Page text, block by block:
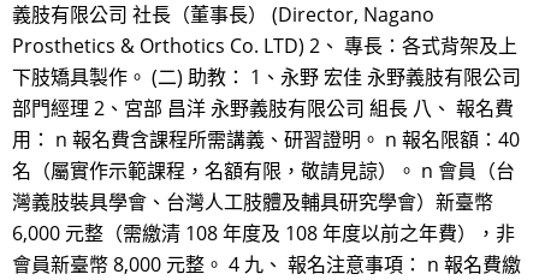
義肢有限公司 社長（董事長） (Director, Nagano
Prosthetics & Orthotics Co. LTD) 2、 專長：各式背架及上
下肢矯具製作。 (二) 助教： 1、永野 宏佳 永野義肢有限公司
部門經理 2、宮部 昌洋 永野義肢有限公司 組長 八、 報名費
用： n 報名費含課程所需講義、研習證明。 n 報名限額：40
名（屬實作示範課程，名額有限，敬請見諒）。 n 會員（台
灣義肢裝具學會、台灣人工肢體及輔具研究學會）新臺幣
6,000 元整（需繳清 108 年度及 108 年度以前之年費），非
會員新臺幣 8,000 元整。 4 九、 報名注意事項： n 報名費繳